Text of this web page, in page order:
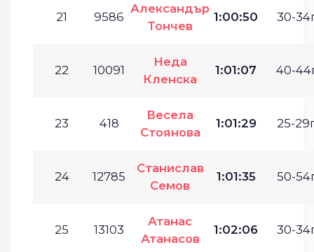
21 9586
Александър
Тончев
1:00:50 30-
22 10091
Неда
Кленска
1:01:07 40-
23 418
Весела
Стоянова
1:01:29 25-
24 12785
Станислав
Семов
1:01:35 50-
25 13103
Атанас
Атанасов
1:02:06 30-